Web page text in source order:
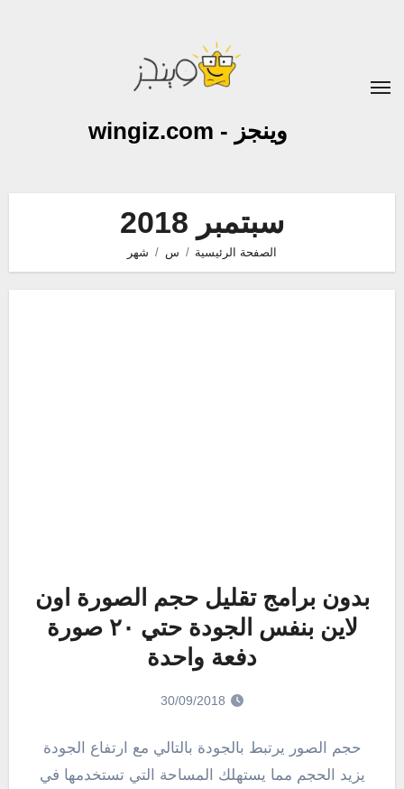
وينجز - wingiz.com
سبتمبر 2018
الصفحة الرئيسية س شهر
بدون برامج تقليل حجم الصورة اون
لاين بنفس الجودة حتي ٢٠ صورة
دفعة واحدة
30/09/2018
حجم الصور يرتبط بالجودة بالتالي مع ارتفاع الجودة
يزيد الحجم مما يستهلك المساحة التي تستخدمها في